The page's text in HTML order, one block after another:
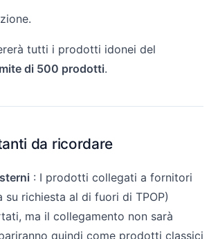
tutti i prodotti idonei del
di 500 prodotti.
da ricordare
: I prodotti collegati a fornitori
su richiesta al di fuori di TPOP)
ma il collegamento non sarà
quindi come prodotti classici